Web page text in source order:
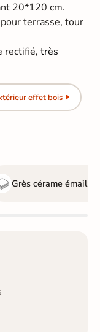
20*120 cm.
terrasse, tour
rectifié,très
effet bois
Grès cérame émaillé